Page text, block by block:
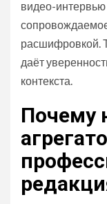
видео-
расшифровкой.
даёт
контекста.
Почему